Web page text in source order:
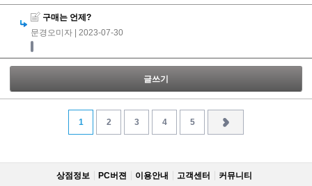
구매는 언제?
문경오미자
| 2023-07-30
글쓰기
1 2 3 4 5
상점정보 PC버젼 이용안내 고객센터 커뮤니티